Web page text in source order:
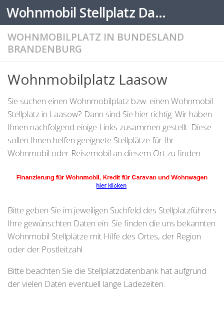
Zum Inhalt springen Wohnmobil Stellplatz Datenbank
WOHNMOBILPLATZ IN BUNDESLAND
BRANDENBURG
Wohnmobilplatz Laasow
Sie suchen einen Wohnmobilplatz bzw. einen Wohnmobil
Stellplatz in Laasow? Dann sind Sie hier richtig. Wir haben
Ihnen nachfolgend einige Links zusammen gestellt. Diese
sollen Ihnen helfen geeignete Stellplätze für Ihr
Wohnmobil oder Reisemobil an diesem Ort zu finden.
Bitte geben Sie im jeweiligen Suchfeld des Stellplatzführers
Ihre gewünschten Daten ein. Sie finden die uns bekannten
Wohnmobil Stellplätze mit Hilfe des Ortes, der Region
oder der Postleitzahl.
Bitte beachten Sie die Stellplatzdatenbank hat aufgrund
der vielen Daten eventuell lange Ladezeiten.